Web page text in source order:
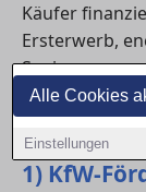
Alle Cookies
Einstellungen
Käufer
Ersterwerb,
Sanierungen
mehrere
welche
1) KfW-